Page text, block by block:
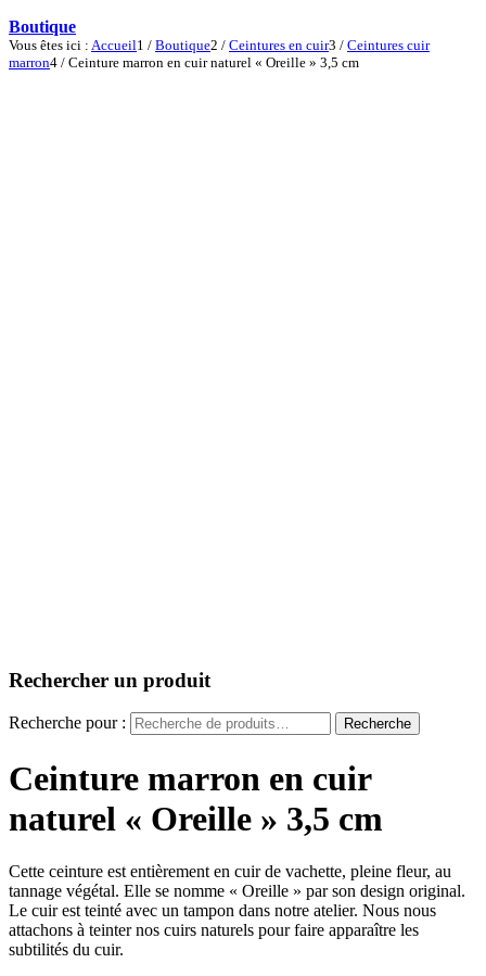
Boutique
Vous êtes ici : Accueil1 / Boutique2 / Ceintures en cuir3 / Ceintures cuir
marron4 / Ceinture marron en cuir naturel « Oreille » 3,5 cm
Rechercher un produit
Recherche pour : Recherche
Ceinture marron en cuir
naturel « Oreille » 3,5 cm
Cette ceinture est entièrement en cuir de vachette, pleine fleur, au
tannage végétal. Elle se nomme « Oreille » par son design original.
Le cuir est teinté avec un tampon dans notre atelier. Nous nous
attachons à teinter nos cuirs naturels pour faire apparaître les
subtilités du cuir.